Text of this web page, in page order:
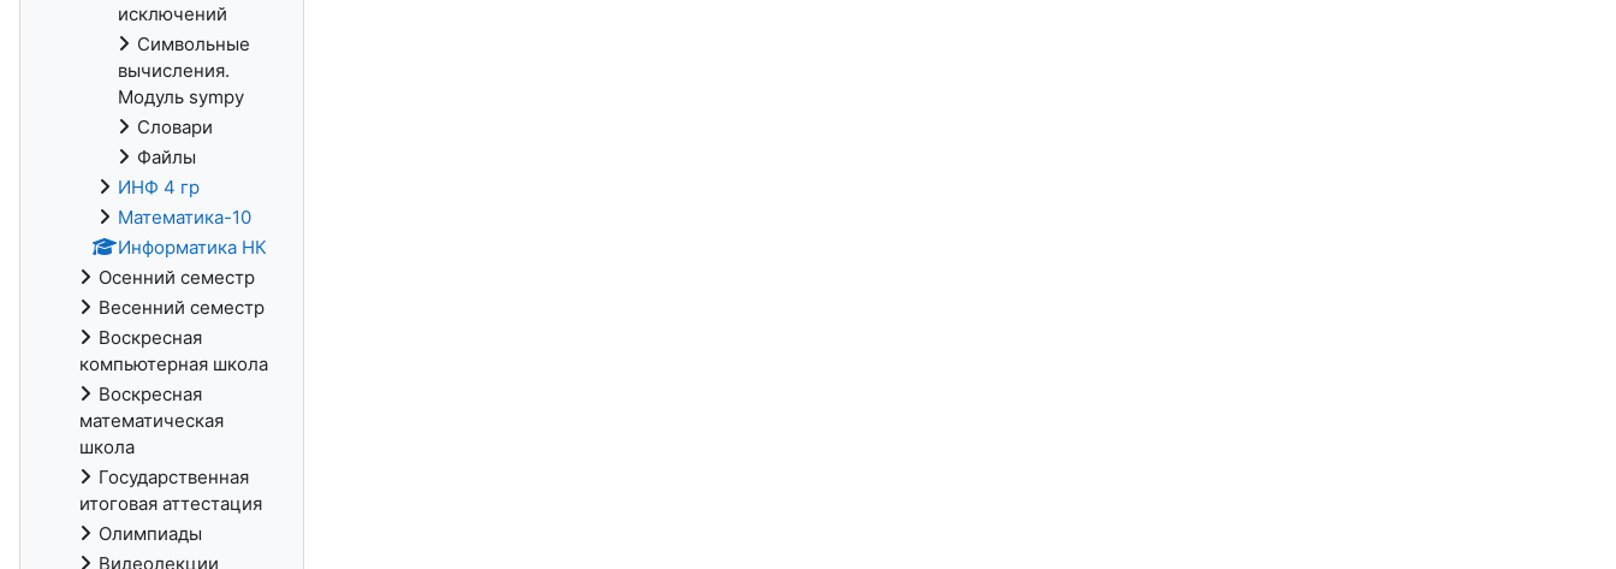
исключений
Символьные
вычисления.
Модуль sympy
Словари
Файлы
ИНФ 4 гр
Математика-10
Информатика НК
Осенний семестр
Весенний семестр
Воскресная
компьютерная школа
Воскресная
математическая
школа
Государственная
итоговая аттестация
Олимпиады
Видеолекции